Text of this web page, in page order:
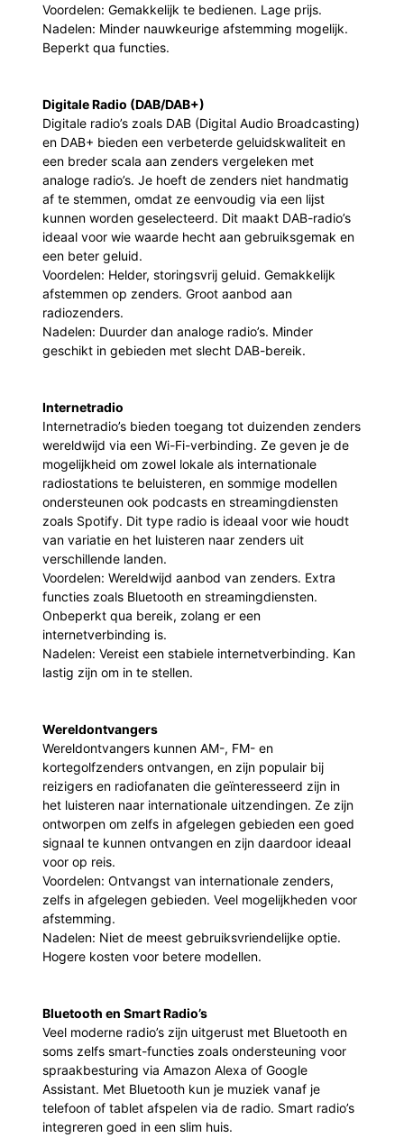
Voordelen: Gemakkelijk te bedienen. Lage prijs.
Nadelen: Minder nauwkeurige afstemming mogelijk.
Beperkt qua functies.
Digitale Radio (DAB/DAB+)
Digitale radio’s zoals DAB (Digital Audio Broadcasting)
en DAB+ bieden een verbeterde geluidskwaliteit en
een breder scala aan zenders vergeleken met
analoge radio’s. Je hoeft de zenders niet handmatig
af te stemmen, omdat ze eenvoudig via een lijst
kunnen worden geselecteerd. Dit maakt DAB-radio’s
ideaal voor wie waarde hecht aan gebruiksgemak en
een beter geluid.
Voordelen: Helder, storingsvrij geluid. Gemakkelijk
afstemmen op zenders. Groot aanbod aan
radiozenders.
Nadelen: Duurder dan analoge radio’s. Minder
geschikt in gebieden met slecht DAB-bereik.
Internetradio
Internetradio’s bieden toegang tot duizenden zenders
wereldwijd via een Wi-Fi-verbinding. Ze geven je de
mogelijkheid om zowel lokale als internationale
radiostations te beluisteren, en sommige modellen
ondersteunen ook podcasts en streamingdiensten
zoals Spotify. Dit type radio is ideaal voor wie houdt
van variatie en het luisteren naar zenders uit
verschillende landen.
Voordelen: Wereldwijd aanbod van zenders. Extra
functies zoals Bluetooth en streamingdiensten.
Onbeperkt qua bereik, zolang er een
internetverbinding is.
Nadelen: Vereist een stabiele internetverbinding. Kan
lastig zijn om in te stellen.
Wereldontvangers
Wereldontvangers kunnen AM-, FM- en
kortegolfzenders ontvangen, en zijn populair bij
reizigers en radiofanaten die geïnteresseerd zijn in
het luisteren naar internationale uitzendingen. Ze zijn
ontworpen om zelfs in afgelegen gebieden een goed
signaal te kunnen ontvangen en zijn daardoor ideaal
voor op reis.
Voordelen: Ontvangst van internationale zenders,
zelfs in afgelegen gebieden. Veel mogelijkheden voor
afstemming.
Nadelen: Niet de meest gebruiksvriendelijke optie.
Hogere kosten voor betere modellen.
Bluetooth en Smart Radio’s
Veel moderne radio’s zijn uitgerust met Bluetooth en
soms zelfs smart-functies zoals ondersteuning voor
spraakbesturing via Amazon Alexa of Google
Assistant. Met Bluetooth kun je muziek vanaf je
telefoon of tablet afspelen via de radio. Smart radio’s
integreren goed in een slim huis.